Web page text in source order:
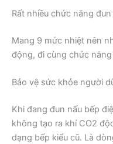
Rất nhiều chức năng
Mang 9 mức nhiệt nên
động, đi cùng chức
Bảo vệ sức khỏe người
Khi đang đun nấu bếp
không tạo ra khí CO2
dạng bếp kiểu cũ. Là